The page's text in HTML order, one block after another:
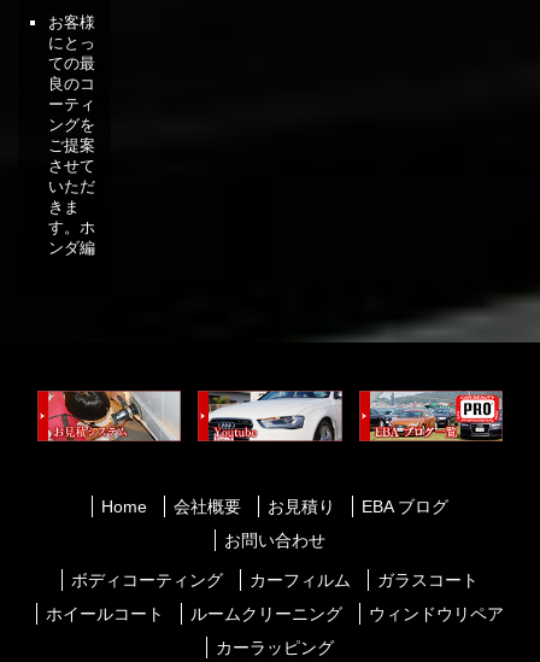
お客様
にとっ
ての最
良のコ
ーティ
ングを
ご提案
させて
いただ
きま
す。ホ
ンダ編
Home 会社概要 お見積り
EBA ブログ
お問い合わせ
ボディコーティング カーフィルム
ガラスコート
ホイールコート
ルームクリーニング
ウィンドウリペア
カーラッピング